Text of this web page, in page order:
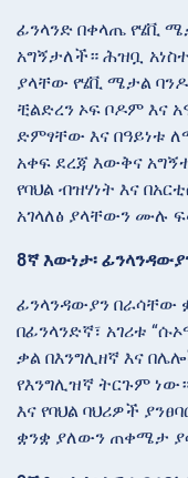
ፊንላንድ በቀላጤ የሄቪ
አግኝታለች። ሕዝቧ
ያላቸው የሄቪ ሜታል
ቺልድረን ኦፍ ቦዶም እና
ድምፃቸው እና በዓይነቱ
አቀፍ ደረጃ እውቅና
የባህል ብዝሃነት እና
አገላለፅ ያላቸውን ሙሉ
8ኛ እውነታ፡
ፊንላንዳውያን በራሳቸው
በፊንላንድኛ፣ አገሪቱ
ቃል በእንግሊዘኛ እና
የእንግሊዝኛ ትርጉም
እና የባህል ባህሪዎች
ቋንቋ ያለውን ጠቀሜታ